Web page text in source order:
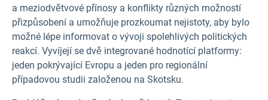
a meziodvětvové přínosy a konflikty různých možností
přizpůsobení a umožňuje prozkoumat nejistoty, aby bylo
možné lépe informovat o vývoji spolehlivých politických
reakcí. Vyvíjejí se dvě integrované hodnotící platformy:
jeden pokrývající Evropu a jeden pro regionální
případovou studii založenou na Skotsku.